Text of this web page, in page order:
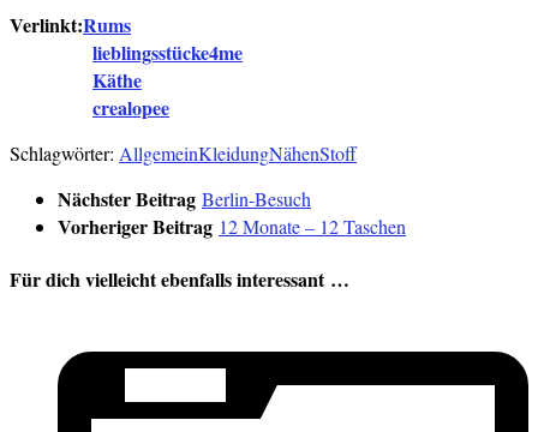
Verlinkt:Rums
lieblingsstücke4me
Käthe
crealopee
Schlagwörter: AllgemeinKleidungNähenStoff
Nächster Beitrag Berlin-Besuch
Vorheriger Beitrag 12 Monate – 12 Taschen
Für dich vielleicht ebenfalls interessant …